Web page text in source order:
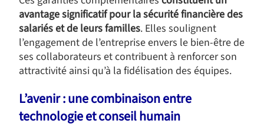
avantage significatif pour la sécurité financière des
salariés et de leurs familles. Elles soulignent
l’engagement de l’entreprise envers le bien-être de
ses collaborateurs et contribuent à renforcer son
attractivité ainsi qu’à la fidélisation des équipes.
L’avenir : une combinaison entre
technologie et conseil humain